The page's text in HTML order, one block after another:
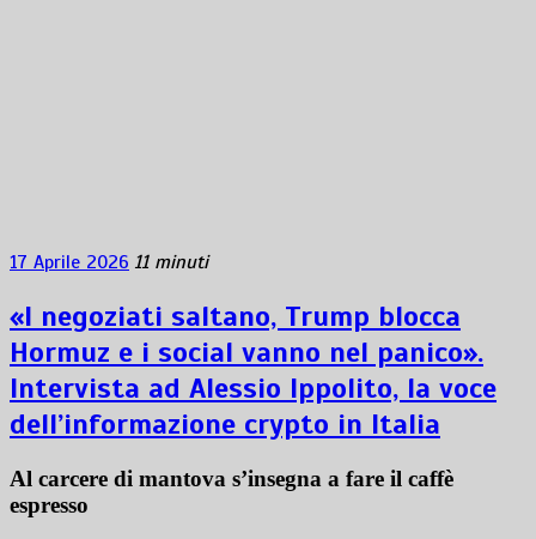
17 Aprile 2026 11 minuti
«I negoziati saltano, Trump blocca
Hormuz e i social vanno nel panico».
Intervista ad Alessio Ippolito, la voce
dell’informazione crypto in Italia
Al carcere di mantova s’insegna a fare il caffè
espresso